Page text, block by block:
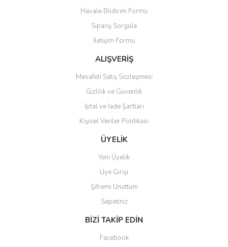
Ürün açıklamasında eksik bilgiler bulunuyor.
Ürün bilgilerinde hatalar bulunuyor.
Ürün fiyatı diğer sitelerden daha pahalı.
Bu ürüne benzer farklı alternatifler olmalı.
Gönder
Havale Bildirim Formu
Sipariş Sorgula
İletişim Formu
ALIŞVERİŞ
Mesafeli Satış Sözleşmesi
Gizlilik ve Güvenlik
İptal ve İade Şartları
Kişisel Veriler Politikası
ÜYELİK
Yeni Üyelik
Üye Girişi
Şifremi Unuttum
Sepetiniz
BİZİ TAKİP EDİN
Facebook